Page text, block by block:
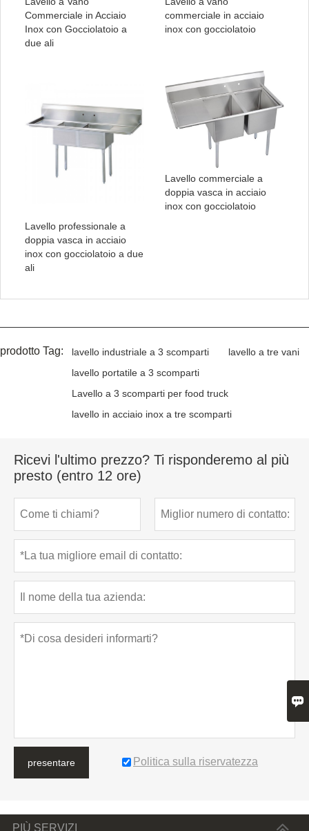
Commerciale in Acciaio
Inox con Gocciolatoio a
due ali
commerciale in acciaio
inox con gocciolatoio
Lavello professionale a
doppia vasca in acciaio
inox con gocciolatoio a due
ali
Lavello commerciale a
doppia vasca in acciaio
inox con gocciolatoio
prodotto Tag: lavello industriale a 3 scomparti
lavello a tre vani
lavello portatile a 3 scomparti
Lavello a 3 scomparti per food truck
lavello in acciaio inox a tre scomparti
Ricevi l'ultimo prezzo? Ti risponderemo al più
presto (entro 12 ore)
presentare Politica sulla riservatezza
PIÙ SERVIZI
